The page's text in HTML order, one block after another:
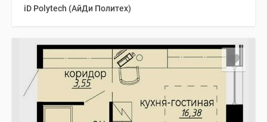
iD Polytech (АйДи Политех)